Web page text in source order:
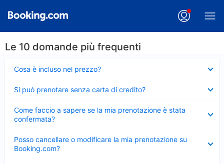
Le 10 domande più frequenti
Cosa è incluso nel prezzo?
chiuso
Si può prenotare senza carta di credito?
chiuso
Come faccio a sapere se la mia prenotazione è stata
confermata?
chiuso
Posso cancellare o modificare la mia prenotazione su
Booking.com?
chiuso